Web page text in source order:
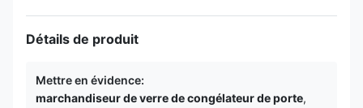
Détails de produit
Mettre en évidence:
marchandiseur de verre de congélateur de porte,